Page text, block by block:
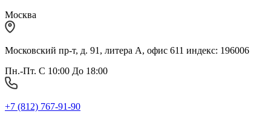
Москва
Московский пр-т, д. 91, литера А, офис 611 индекс: 196006
Пн.-Пт. С 10:00 До 18:00
+7 (812) 767-91-90